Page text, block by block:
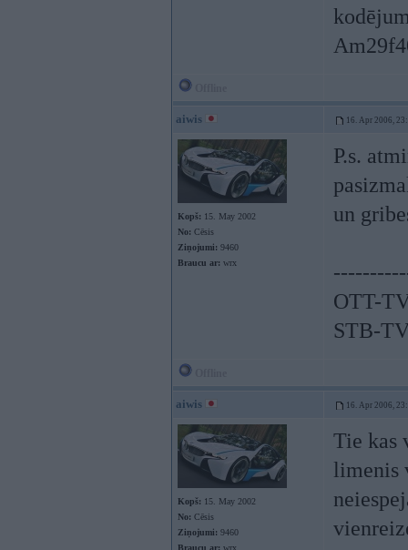
aiwis 16. Apr 2006,
Kopš: 15. May 2002
No: Cēsis
Ziņojumi: 9460
Braucu ar: wrx
P.s.
un
OTT-
STB-
aiwis 16. Apr 2006,
Kopš: 15. May 2002
No: Cēsis
Ziņojumi: 9460
Braucu ar: wrx
Tie kas
limenis